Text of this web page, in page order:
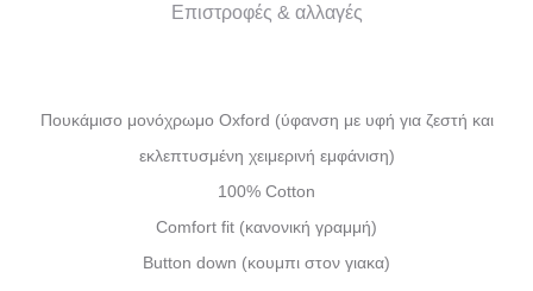
Επιστροφές & αλλαγές
Πουκάμισο μονόχρωμο Oxford (ύφανση με υφή για ζεστή και
εκλεπτυσμένη χειμερινή εμφάνιση)
100% Cotton
Comfort fit (κανονική γραμμή)
Button down (κουμπι στον γιακα)